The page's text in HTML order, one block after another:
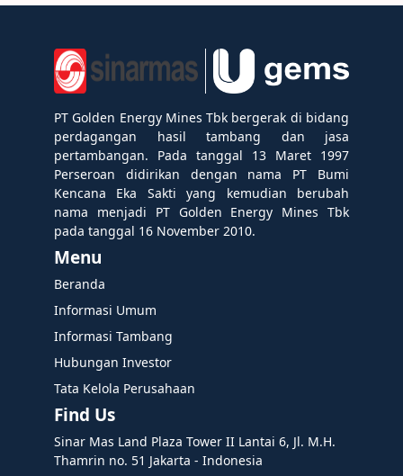
PT Golden Energy Mines Tbk bergerak di bidang
perdagangan hasil tambang dan jasa
pertambangan. Pada tanggal 13 Maret 1997
Perseroan didirikan dengan nama PT Bumi
Kencana Eka Sakti yang kemudian berubah
nama menjadi PT Golden Energy Mines Tbk
pada tanggal 16 November 2010.
Menu
Beranda
Informasi Umum
Informasi Tambang
Hubungan Investor
Tata Kelola Perusahaan
Find Us
Sinar Mas Land Plaza Tower II Lantai 6, Jl. M.H.
Thamrin no. 51 Jakarta - Indonesia